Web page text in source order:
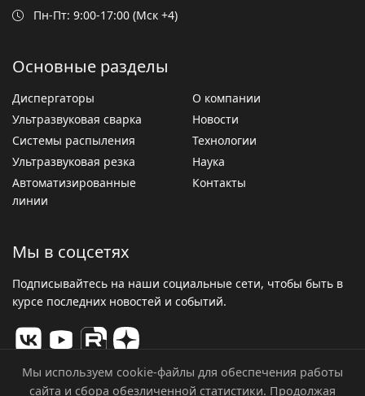
Пн-Пт: 9:00-17:00 (Мск +4)
Основные разделы
Диспергаторы
Ультразвуковая сварка
Системы распыления
Ультразвуковая резка
Автоматизированные
линии
О компании
Новости
Технологии
Наука
Контакты
Мы в соцсетях
Подписывайтесь на наши социальные сети, чтобы быть в
курсе последних новостей и событий.
Мы используем cookie-файлы для обеспечения работы
сайта и сбора обезличенной статистики. Продолжая